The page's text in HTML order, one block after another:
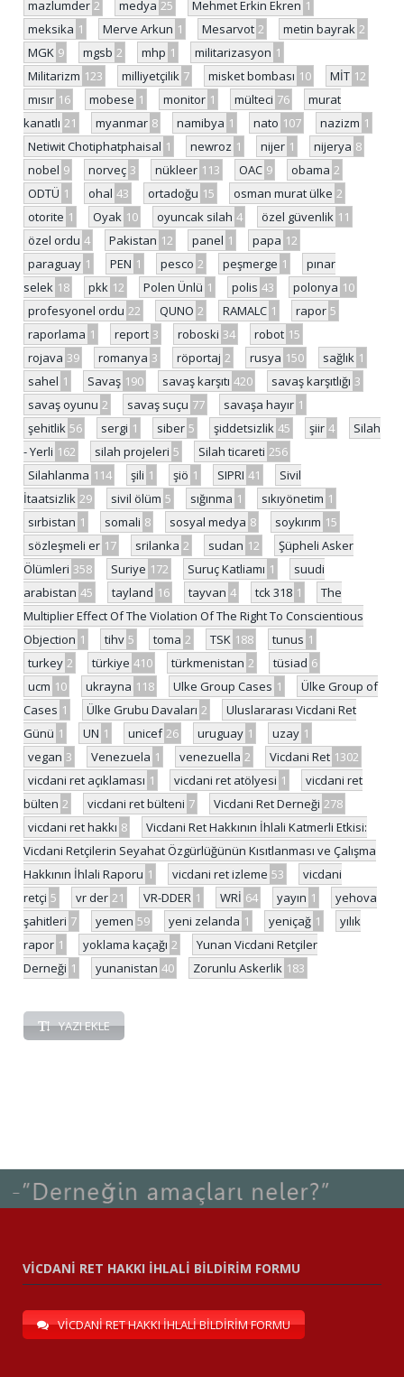
mazlumder 2 medya 25 Mehmet Erkin Ekren 1
meksika 1 Merve Arkun 1 Mesarvot 2 metin bayrak 2
MGK 9 mgsb 2 mhp 1 militarizasyon 1
Militarizm 123 milliyetçilik 7 misket bombası 10 MİT 12
mısır 16 mobese 1 monitor 1 mülteci 76
murat
kanatlı 21 myanmar 8 namibya 1 nato 107 nazizm 1
Netiwit Chotiphatphaisal 1 newroz 1 nijer 1 nijerya 8
nobel 9 norveç 3 nükleer 113 OAC 9 obama 2
ODTÜ 1 ohal 43 ortadoğu 15 osman murat ülke 2
otorite 1 Oyak 10 oyuncak silah 4 özel güvenlik 11
özel ordu 4 Pakistan 12 panel 1 papa 12
paraguay 1 PEN 1 pesco 2 peşmerge 1
pınar
selek 18 pkk 12 Polen Ünlü 1 polis 43 polonya 10
profesyonel ordu 22 QUNO 2 RAMALC 1 rapor 5
raporlama 1 report 3 roboski 34 robot 15
rojava 39 romanya 3 röportaj 2 rusya 150 sağlık 1
sahel 1 Savaş 190 savaş karşıtı 420 savaş karşıtlığı 3
savaş oyunu 2 savaş suçu 77 savaşa hayır 1
şehitlik 56 sergi 1 siber 5 şiddetsizlik 45 şiir 4
Silah
- Yerli 162 silah projeleri 5 Silah ticareti 256
Silahlanma 114 şili 1 şiö 1 SIPRI 41
Sivil
İtaatsizlik 29 sivil ölüm 5 sığınma 1 sıkıyönetim 1
sırbistan 1 somali 8 sosyal medya 8 soykırım 15
sözleşmeli er 17 srilanka 2 sudan 12
Şüpheli Asker
Ölümleri 358 Suriye 172 Suruç Katliamı 1
suudi
arabistan 45 tayland 16 tayvan 4 tck 318 1
The
Multiplier Effect Of The Violation Of The Right To Conscientious
Objection 1 tihv 5 toma 2 TSK 188 tunus 1
turkey 2 türkiye 410 türkmenistan 2 tüsiad 6
ucm 10 ukrayna 118 Ulke Group Cases 1
Ülke Group of
Cases 1 Ülke Grubu Davaları 2
Uluslararası Vicdani Ret
Günü 1 UN 1 unicef 26 uruguay 1 uzay 1
vegan 3 Venezuela 1 venezuella 2 Vicdani Ret 1302
vicdani ret açıklaması 1 vicdani ret atölyesi 1
vicdani ret
bülten 2 vicdani ret bülteni 7 Vicdani Ret Derneği 278
vicdani ret hakkı 8
Vicdani Ret Hakkının İhlali Katmerli Etkisi:
Vicdani Retçilerin Seyahat Özgürlüğünün Kısıtlanması ve Çalışma
Hakkının İhlali Raporu 1 vicdani ret izleme 53
vicdani
retçi 5 vr der 21 VR-DDER 1 WRİ 64 yayın 1
yehova
şahitleri 7 yemen 59 yeni zelanda 1 yeniçağ 1
yılık
rapor 1 yoklama kaçağı 2
Yunan Vicdani Retçiler
Derneği 1 yunanistan 40 Zorunlu Askerlik 183
YAZI EKLE
VİCDANİ RET HAKKI İHLALİ BİLDİRİM FORMU
VİCDANİ RET HAKKI İHLALİ BİLDİRİM FORMU